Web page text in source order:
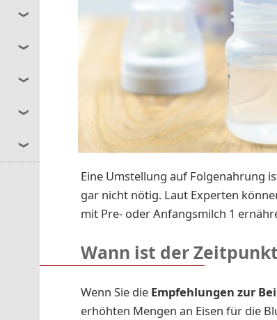
Eine Umstellung auf Folgenahrung
gar nicht nötig. Laut Experten
mit Pre- oder Anfangsmilch 1
Wann ist der
Wenn Sie die Empfehlungen zur
erhöhten Mengen an Eisen für die